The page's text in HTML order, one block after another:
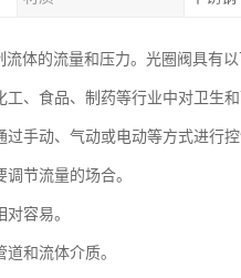
体的流量和压力。光圈阀具有以
、食品、制药等行业中对卫生和
手动、气动或电动等方式进行控
节流量的场合。
容易。
和流体介质。